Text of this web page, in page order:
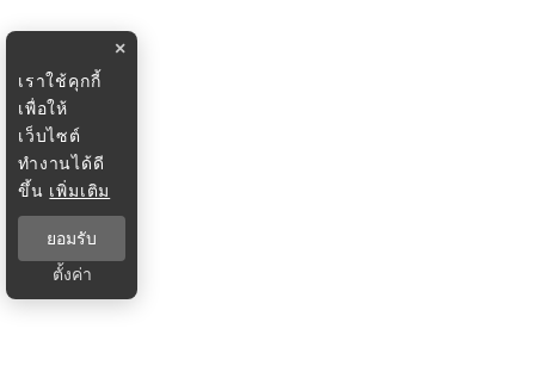
×
เราใช้คุกกี้
เพื่อให้
เว็บไซต์
ทำงานได้ดี
ขึ้น เพิ่มเติม
ยอมรับ
ตั้งค่า